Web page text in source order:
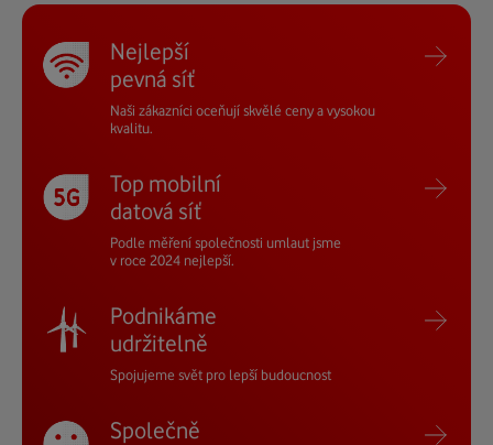
Nejlepší
pevná síť
Naši zákazníci oceňují skvělé ceny a vysokou
kvalitu.
Top mobilní
datová síť
Podle měření společnosti umlaut jsme
v roce 2024 nejlepší.
Podnikáme
udržitelně
Spojujeme svět pro lepší budoucnost
Společně